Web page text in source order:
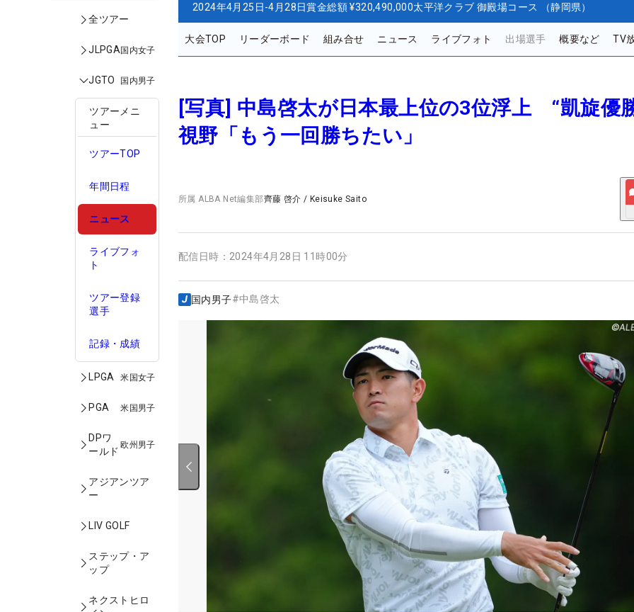
全ツアー
JLPGA国内女子
JGTO 国内男子
ツアーメニ
ュー
ツアーTOP
年間日程
ニュース
ライブフォ
ト
ツアー登録
選手
記録・成績
LPGA 米国女子
PGA 米国男子
DPワ
ールド
欧州男子
アジアンツア
ー
LIV GOLF
ステップ・ア
ップ
ネクストヒロ
2024年4月25日-4月28日賞金総額 ¥320,490,000太平洋クラブ 御殿場コース （静岡県）
大会TOP リーダーボード 組み合せ ニュース ライブフォト 出場選手 概要など TV
[写真] 中島啓太が日本最上位の3位浮上 “凱旋優
視野「もう一回勝ちたい」
所属ALBA Net編集部齊藤 啓介 / Keisuke Saito
配信日時： 2024年4月28日 11時00分
国内男子#中島啓太